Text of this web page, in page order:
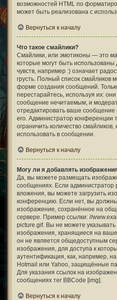
возможностей HTML по
может быть реализована с
Вернуться к началу
Что такое смайлики?
Смайлики, или эмотиконы — это
которые могут быть
чувств, например :) означает
грусть. Полный список смайликов
форме создания сообщений.
перестарайтесь, используя их: они
сообщение нечитаемым, и
отредактировать ваше
его. Администратор конференции
ограничить количество
использовать в сообщении.
Вернуться к началу
Могу ли я добавлять
Да, вы можете размещать
сообщениях. Если администратор
вложения, вы можете загрузить
конференцию. Если нет, вы должны
изображение, сохранённое на
сервере. Пример ссылки: //
picture.gif. Вы не можете указывать
изображения, хранящиеся на
он не является общедоступным
изображения, для доступа к
аутентификация, как, например,
Hotmail или Yahoo, защищённые
Для указания ссылок на
сообщениях тег BBCode [img].
Вернуться к началу